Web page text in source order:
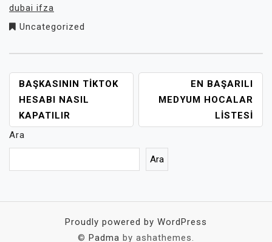
dubai ifza
Uncategorized
YAZI
GEZINMESI
BAŞKASININ TIKTOK
HESABI NASIL
KAPATILIR
EN BAŞARILI
MEDYUM HOCALAR
LISTESI
Ara
Ara
Proudly powered by WordPress
© Padma by ashathemes.